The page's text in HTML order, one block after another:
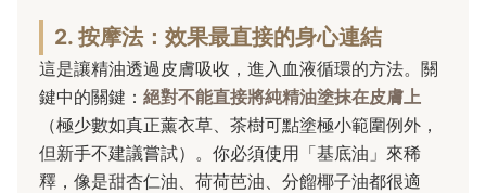
2. 按摩法：效果最直接的身心連結
這是讓精油透過皮膚吸收，進入血液循環的方法。關
鍵中的關鍵： 絕對不能直接將純精油塗抹在皮膚上
（極少數如真正薰衣草、茶樹可點塗極小範圍例外，
但新手不建議嘗試）。你必須使用「基底油」來稀
釋，像是甜杏仁油、荷荷芭油、分餾椰子油都很適